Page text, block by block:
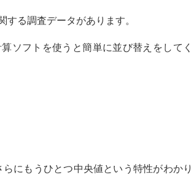
る調査データがあります。
ソフトを使うと簡単に並び替えをしてく
にもうひとつ中央値という特性がわかり